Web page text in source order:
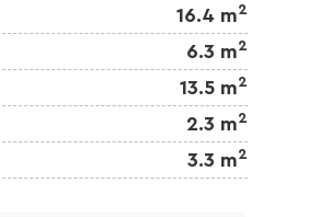
16.4 m2
6.3 m2
13.5 m2
2.3 m2
3.3 m2